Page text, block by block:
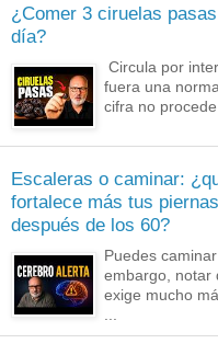
¿Comer 3 ciruelas
día?
Circula por
fuera una
cifra no
Escaleras o caminar:
fortalece más tus piernas
después de los 60?
Puedes
embargo, notar
exige mucho
...